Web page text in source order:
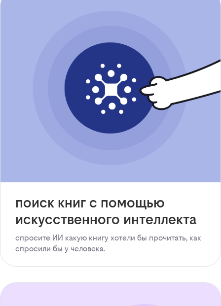
поиск книг с помощью
искусственного интеллекта
спросите ИИ какую книгу хотели бы прочитать, как
спросили бы у человека.